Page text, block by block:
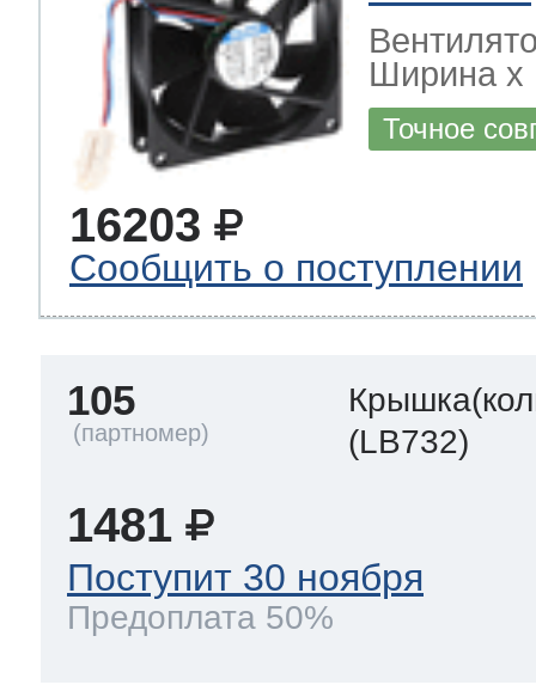
Ширина х
Точное
16203
Сообщить о поступлении
105
(LB732)
1481
Поступит 30 ноября
Предоплата 50%